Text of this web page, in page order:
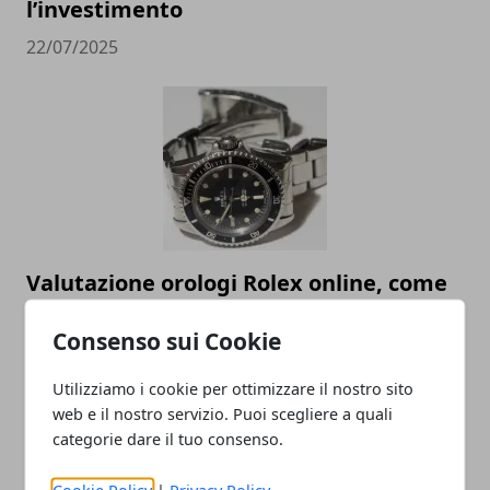
Consenso sui Cookie
Utilizziamo i cookie per ottimizzare il nostro sito
web e il nostro servizio. Puoi scegliere a quali
categorie dare il tuo consenso.
l’investimento
22/07/2025
Valutazione orologi Rolex online, come
23/05/2023